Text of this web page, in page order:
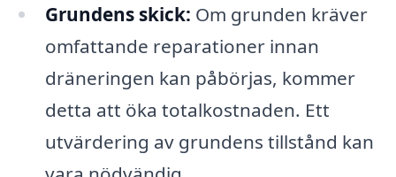
Grundens skick: Om grunden kräver
omfattande reparationer innan
dräneringen kan påbörjas, kommer
detta att öka totalkostnaden. Ett
utvärdering av grundens tillstånd kan